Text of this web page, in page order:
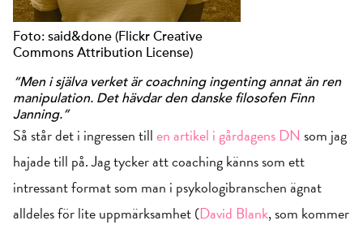
Foto: said&done (Flickr Creative
Commons Attribution License)
“Men i själva verket är coachning ingenting annat än ren
manipulation. Det hävdar den danske filosofen Finn
Janning.”
Så står det i ingressen tillen artikel i gårdagens DN som jag
hajade till på. Jag tycker att coaching känns som ett
intressant format som man i psykologibranschen ägnat
alldeles för lite uppmärksamhet (David Blank, som kommer